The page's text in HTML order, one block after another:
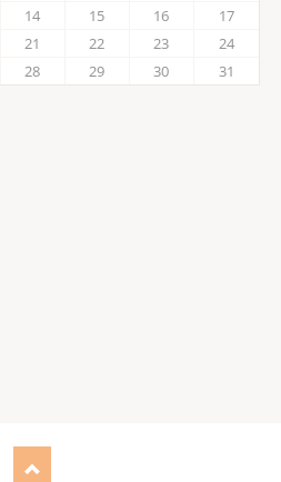
14 15 16
17
21 22 23
24
28 29 30 31